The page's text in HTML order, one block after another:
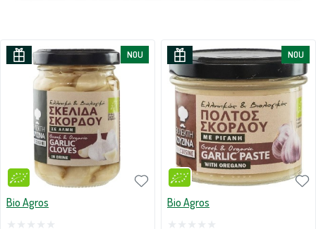
NOU
Bio Agros
NOU
Bio Agros